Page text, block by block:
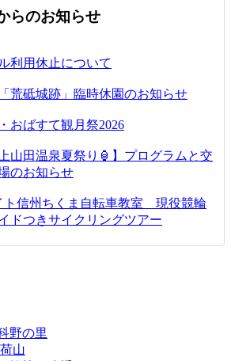
らのお知らせ
利用休止について
荒砥城跡」臨時休園のお知らせ
おばすて観月祭2026
山田温泉夏祭り🏮】プログラムと交
のお知らせ
ト信州ちくま自転車教室 現役競輪
ドつきサイクリングツアー
野の里
山